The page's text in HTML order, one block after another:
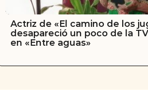
Actriz de «El camino de los
desapareció un poco de la
en «Entre aguas»